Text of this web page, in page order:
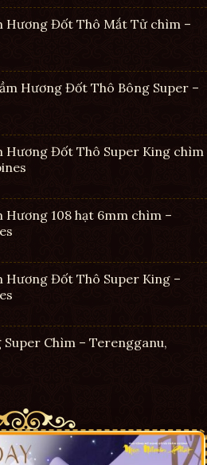
Hương Đốt Thô Mắt Tử chìm –
Hương Đốt Thô Bông Super –
Hương Đốt Thô Super King chìm
Hương 108 hạt 6mm chìm –
Hương Đốt Thô Super King –
Super Chìm – Terengganu,